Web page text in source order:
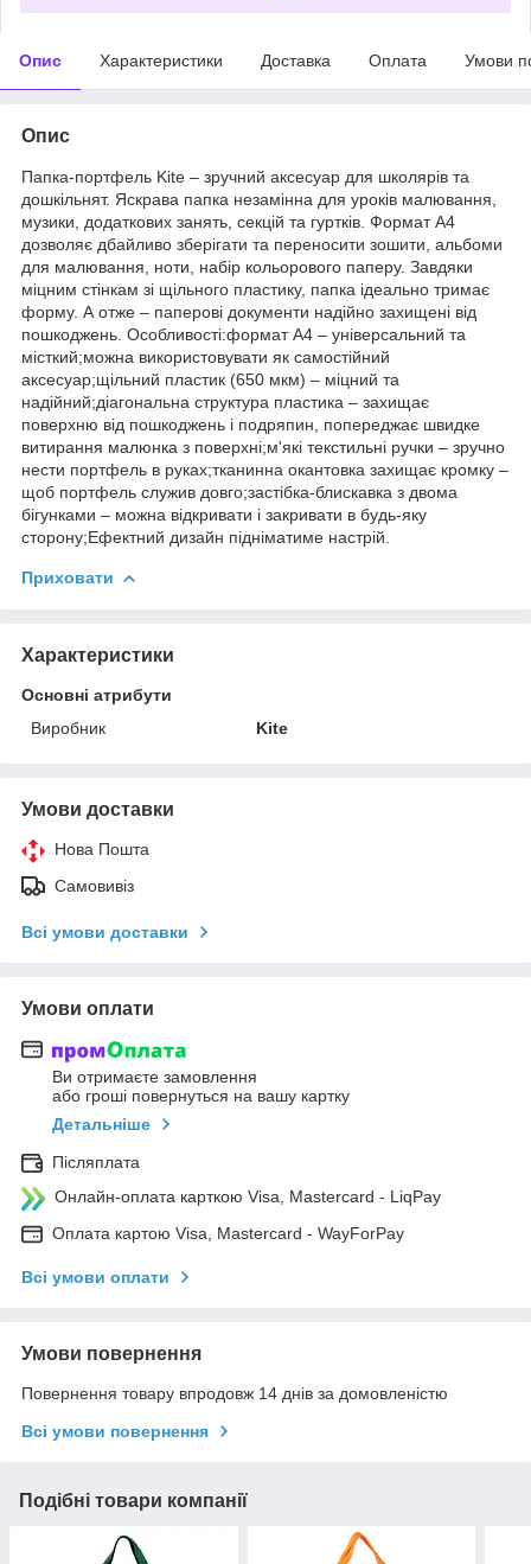
Опис Характеристики Доставка Оплата Умови
Опис
Папка-портфель Kite – зручний аксесуар для школярів та
дошкільнят. Яскрава папка незамінна для уроків малювання,
музики, додаткових занять, секцій та гуртків. Формат А4
дозволяє дбайливо зберігати та переносити зошити, альбоми
для малювання, ноти, набір кольорового паперу. Завдяки
міцним стінкам зі щільного пластику, папка ідеально тримає
форму. А отже – паперові документи надійно захищені від
пошкоджень. Особливості:формат А4 – універсальний та
місткий;можна використовувати як самостійний
аксесуар;щільний пластик (650 мкм) – міцний та
надійний;діагональна структура пластика – захищає
поверхню від пошкоджень і подряпин, попереджає швидке
витирання малюнка з поверхні;м'які текстильні ручки – зручно
нести портфель в руках;тканинна окантовка захищає кромку –
щоб портфель служив довго;застібка-блискавка з двома
бігунками – можна відкривати і закривати в будь-яку
сторону;Ефектний дизайн підніматиме настрій.
Приховати
Характеристики
Основні атрибути
Виробник
Kite
Умови доставки
Нова Пошта
Самовивіз
Всі умови доставки
Умови оплати
Ви отримаєте замовлення
або гроші повернуться на вашу картку
Детальніше
Післяплата
Онлайн-оплата карткою Visa, Mastercard - LiqPay
Оплата картою Visa, Mastercard - WayForPay
Всі умови оплати
Умови повернення
Повернення товару впродовж 14 днів за домовленістю
Всі умови повернення
Подібні товари компанії